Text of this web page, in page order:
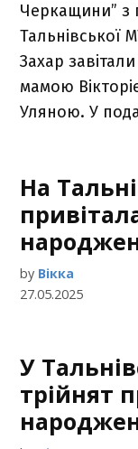
Черкащини” з
Тальнівської
Захар
мамою
Уляною. У
На
by Вікка
27.05.2025
У
трійнят